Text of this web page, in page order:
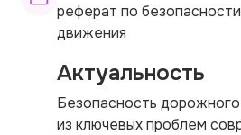
реферат по
движения
Актуальность
Безопасность
из ключевых проблем